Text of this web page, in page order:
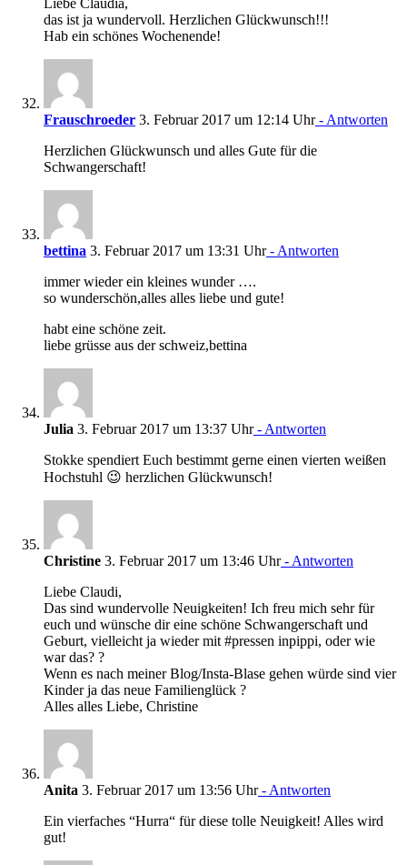
das ist ja wundervoll. Herzlichen Glückwunsch!!!
Hab ein schönes Wochenende!
Frauschroeder 3. Februar 2017 um 12:14 Uhr- Antworten
Herzlichen Glückwunsch und alles Gute für die
Schwangerschaft!
bettina 3. Februar 2017 um 13:31 Uhr- Antworten
immer wieder ein kleines wunder ….
so wunderschön,alles alles liebe und gute!
habt eine schöne zeit.
liebe grüsse aus der schweiz,bettina
Julia 3. Februar 2017 um 13:37 Uhr- Antworten
Stokke spendiert Euch bestimmt gerne einen vierten weißen
Hochstuhl 😉 herzlichen Glückwunsch!
Christine 3. Februar 2017 um 13:46 Uhr- Antworten
Liebe Claudi,
Das sind wundervolle Neuigkeiten! Ich freu mich sehr für
euch und wünsche dir eine schöne Schwangerschaft und
Geburt, vielleicht ja wieder mit #pressen inpippi, oder wie
war das? ?
Wenn es nach meiner Blog/Insta-Blase gehen würde sind vier
Kinder ja das neue Familienglück ?
Alles alles Liebe, Christine
Anita 3. Februar 2017 um 13:56 Uhr- Antworten
Ein vierfaches “Hurra“ für diese tolle Neuigkeit! Alles wird
gut!